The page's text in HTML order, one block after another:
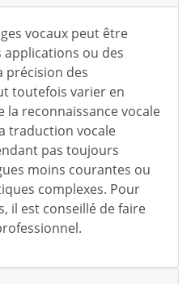
vocaux peut être
ou des
précision des
toutefois varier en
reconnaissance vocale
traduction vocale
pas toujours
moins courantes ou
complexes. Pour
il est conseillé de faire